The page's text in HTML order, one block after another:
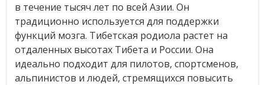
в течение тысяч лет по всей Азии. Он
традиционно используется для поддержки
функций мозга. Тибетская родиола растет на
отдаленных высотах Тибета и России. Она
идеально подходит для пилотов, спортсменов,
альпинистов и людей, стремящихся повысить